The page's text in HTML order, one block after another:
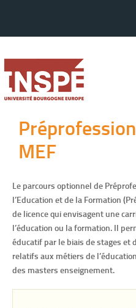
MEF
Le parcours optionnel de
l’Education et de la Formation
de licence qui envisagent une
l’éducation ou la formation. Il
éducatif par le biais de stages et
relatifs aux métiers de
des masters enseignement.